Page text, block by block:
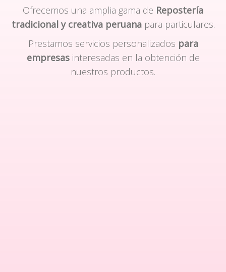
Ofrecemos una amplia gama de Repostería
tradicional y creativa peruanapara particulares.
Prestamos servicios personalizados para
empresasinteresadas en la obtención de
nuestros productos.